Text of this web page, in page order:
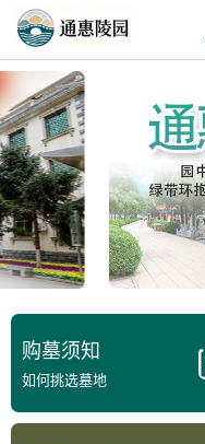
购墓须知
如何挑选墓地